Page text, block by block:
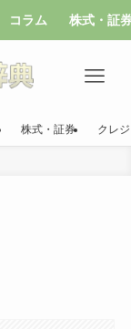
コラム 株式・証
株式・証券 クレ